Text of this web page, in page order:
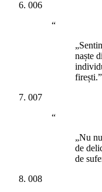
006
“
naște
firești.”
007
“
„Nu
de
de
008